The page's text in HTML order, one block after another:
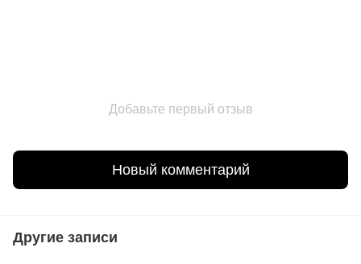
Добавьте первый отзыв
Новый комментарий
Другие записи